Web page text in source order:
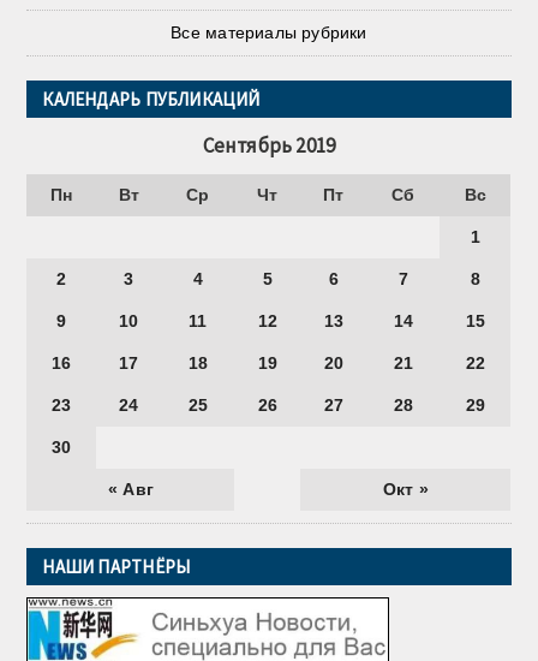
Все материалы рубрики
КАЛЕНДАРЬ ПУБЛИКАЦИЙ
Сентябрь 2019
Пн Вт Ср Чт Пт Сб Вс
« Авг Окт »
1
2 3 4 5 6 7 8
9 10 11 12 13 14 15
16 17 18 19 20 21 22
23 24 25 26 27 28 29
30
НАШИ ПАРТНЁРЫ